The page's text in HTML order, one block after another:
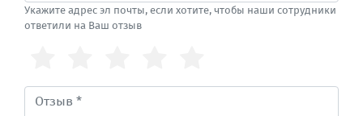
Укажите адрес эл почты, если хотите, чтобы наши сотрудники
ответили на Ваш отзыв